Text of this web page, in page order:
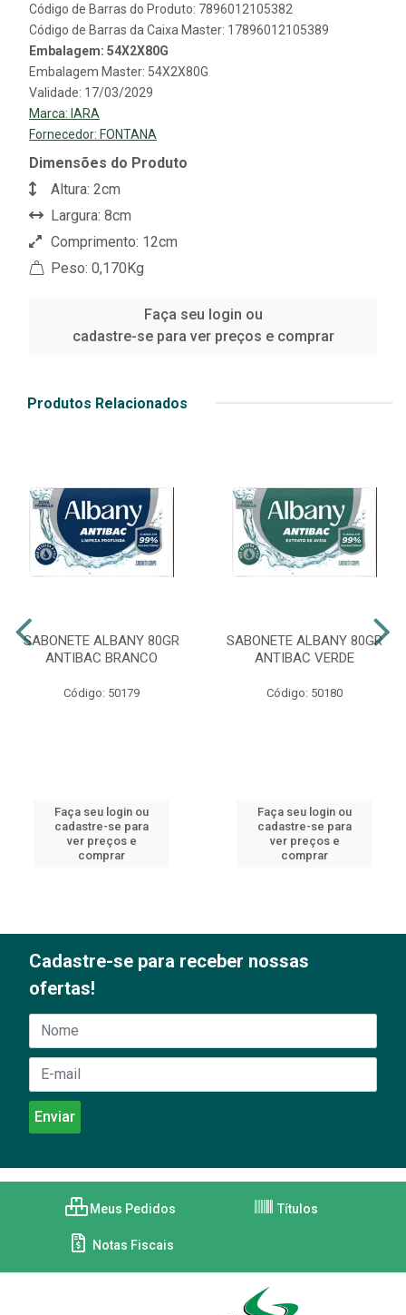
Código de Barras do Produto: 7896012105382
Código de Barras da Caixa Master: 17896012105389
Embalagem: 54X2X80G
Embalagem Master: 54X2X80G
Validade: 17/03/2029
Marca: IARA
Fornecedor: FONTANA
Dimensões do Produto
Altura: 2cm
Largura: 8cm
Comprimento: 12cm
Peso: 0,170Kg
Faça seu login ou
cadastre-se para ver preços e comprar
Produtos Relacionados
SABONETE ALBANY 80GR
ANTIBAC BRANCO
Código: 50179
Faça seu login ou
cadastre-se para
ver preços e
comprar
SABONETE ALBANY 80GR
ANTIBAC VERDE
Código: 50180
Faça seu login ou
cadastre-se para
ver preços e
comprar
Cadastre-se para receber nossas
ofertas!
Meus Pedidos Títulos
Notas Fiscais